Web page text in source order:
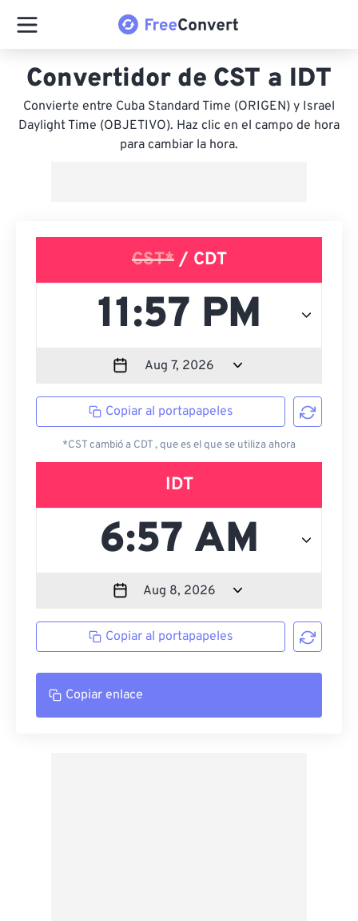
Convertidor de CST a IDT
Convierte entre Cuba Standard Time (ORIGEN) y Israel
Daylight Time (OBJETIVO). Haz clic en el campo de hora
para cambiar la hora.
CST*/ CDT
Copiar al portapapeles
*CST cambió a CDT , que es el que se utiliza ahora
IDT
Copiar al portapapeles
Copiar enlace